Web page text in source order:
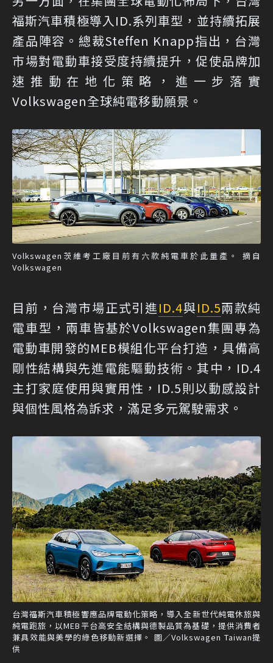
福斯汽車積極導入ID.系列車型，並持續拓展
產品陣容。總裁Steffen Knapp指出，台灣
市場對電動車接受度持續提升，促使品牌加
速推動在地化策略，進一步落實
Volkswagen全球純電移動願景。
Volkswagen茨維考工廠目前有六款純電車於此量產。 摘自
Volkswagen
目前，台灣市場正式引進ID.4與ID.5兩款純
電車型，兩車皆基於Volkswagen集團專為
電動車開發的MEB模組化平台打造，具備高
剛性結構與先進電能驅動技術。其中，ID.4
主打家庭使用與實用性，ID.5則以動感設計
與個性風格為訴求，滿足多元駕駛需求。
台灣福斯汽車積極響應品牌電動化策略，導入全新世代純電休旅與
純電跑旅，以MEB平台高安全結構與德製品質為基礎，提供消費者
兼具效能與美學的綠色移動新選擇。 圖／Volkswagen Taiwan提
供